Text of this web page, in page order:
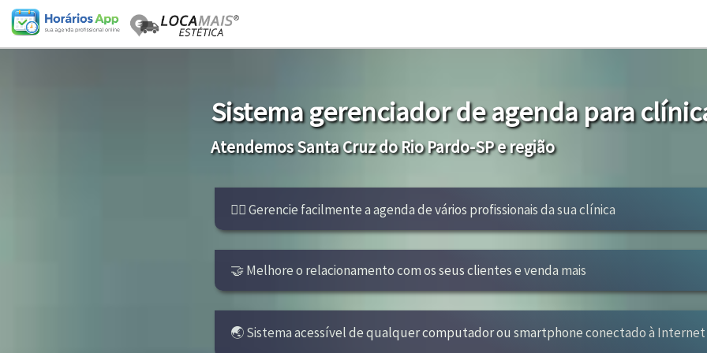
Sistema gerenciador de agenda para
Atendemos Santa Cruz do Rio Pardo-SP e região
👩‍⚕ Gerencie facilmente a agenda de vários profissionais da sua clínica
🤝 Melhore o relacionamento com os seus clientes e venda mais
🌏 Sistema acessível de qualquer computador ou smartphone conectado à Internet